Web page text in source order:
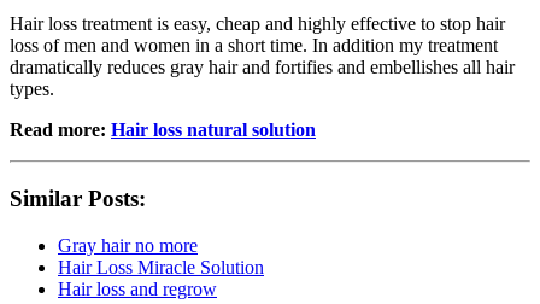
Hair loss treatment is easy, cheap and highly effective to stop hair
loss of men and women in a short time. In addition my treatment
dramatically reduces gray hair and fortifies and embellishes all hair
types.
Read more: Hair loss natural solution
Similar Posts:
Gray hair no more
Hair Loss Miracle Solution
Hair loss and regrow